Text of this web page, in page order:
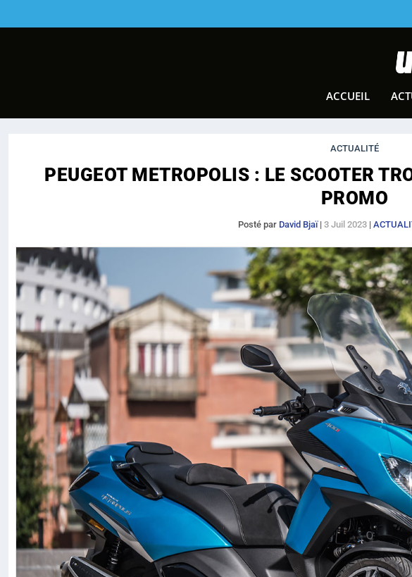
ACCUEIL
ACTUALITÉ
PEUGEOT METROPOLIS : LE SCOOTER
PROMO
Posté par David Bjaï| 3 Juil 2023|